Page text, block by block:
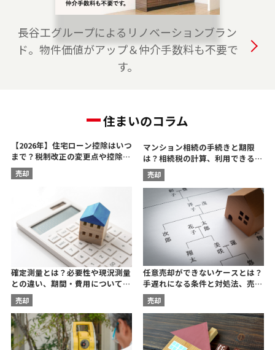
2023-04-01
おおたかの森プロジェクトチームを開設しまし
た。 つくばエクスプレス線・JR武蔵野線の流山
市、柏市、野田市、つくば市、守谷市でお住ま
いのご売却、 ご購入をご検討の方は、是非ご相
長谷工グループによるリノベーションブラン
ド。物件価値がアップ＆仲介手数料も不要で
す。
住まいのコラム
【2026年】住宅ローン控除はいつ
まで？税制改正の変更点や控除額
を解説
売却
マンション相続の手続きと期限
は？相続税の計算、利用できる控
除を解説
売却
確定測量とは？必要性や現況測量
との違い、期間・費用について宅
建士が解説
売却
任意売却ができないケースとは？
手遅れになる条件と対処法、売却
後の残債についても解説
売却